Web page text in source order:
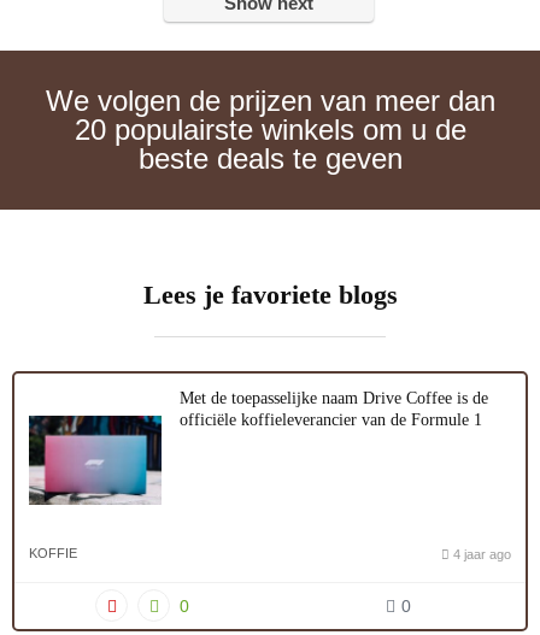
We volgen de prijzen van meer dan
20 populairste winkels om u de
beste deals te geven
Lees je favoriete blogs
Met de toepasselijke naam Drive Coffee is de
officiële koffieleverancier van de Formule 1
KOFFIE 4 jaar ago
0 0